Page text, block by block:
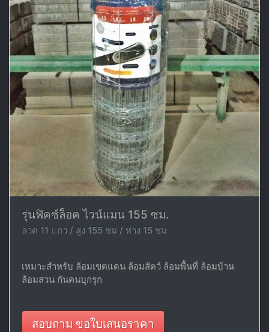
รุ่นฟิคซ์ล็อค ไวน์แมน 155 ซม.
ลวด 11 แถว / สูง 155 ซม / ห่าง 15 ซม
เหมาะสำหรับ ล้อมเขตแดน ล้อมสัตว์ ล้อมพื้นที่ ล้อมบ้าน
ล้อมสวน กันคนบุกรุก
สอบถาม ขอใบเสนอราคา